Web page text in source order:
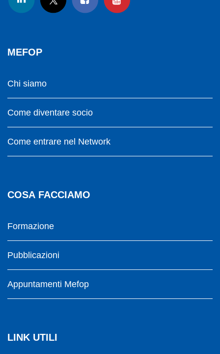
MEFOP
Chi siamo
Come diventare socio
Come entrare nel Network
COSA FACCIAMO
Formazione
Pubblicazioni
Appuntamenti Mefop
LINK UTILI